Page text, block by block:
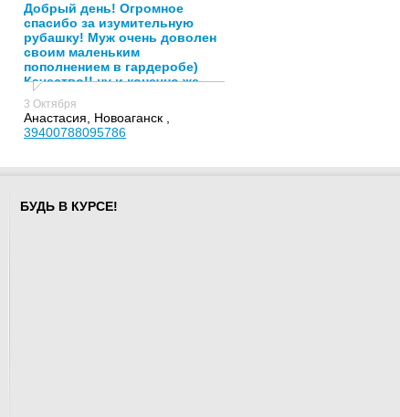
Добрый день! Огромное
спасибо за изумительную
рубашку! Муж очень доволен
своим маленьким
пополнением в гардеробе)
Качество!! ну и конечно же
спасибо Анастасии,за её
подход и помощь к клиентам!)
3 Октября
Анастасия, Новоаганск ,
39400788095786
БУДЬ В КУРСЕ!